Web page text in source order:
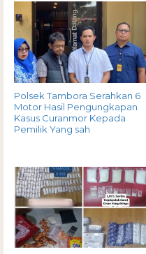
Polsek Tambora Serahkan 6
Motor Hasil Pengungkapan
Kasus Curanmor Kepada
Pemilik Yang sah